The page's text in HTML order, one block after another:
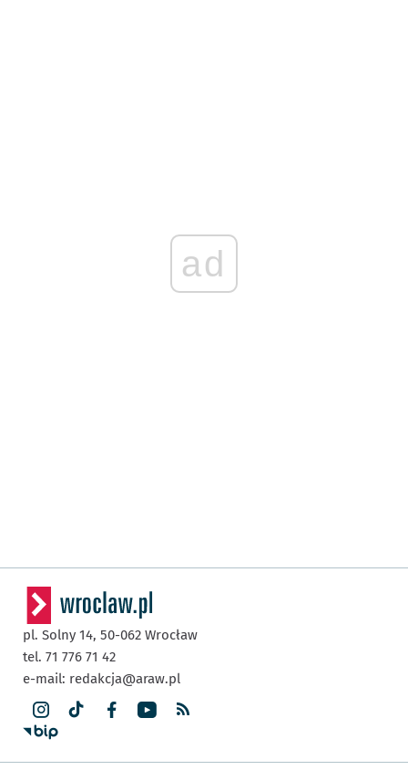
ad
pl. Solny 14, 50-062 Wrocław
tel. 71 776 71 42
e-mail: redakcja@araw.pl